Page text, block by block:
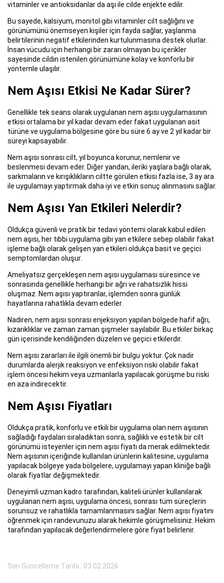
vitaminler ve antioksidanlar da aşı ile cilde enjekte edilir.
Bu sayede, kalsiyum, monitol gibi vitaminler cilt sağlığını ve
görünümünü önemseyen kişiler için fayda sağlar, yaşlanma
belirtilerinin negatif etkilerinden kurtulunmasına destek olurlar.
İnsan vücudu için herhangi bir zararı olmayan bu içerikler
sayesinde cildin istenilen görünümüne kolay ve konforlu bir
yöntemle ulaşılır.
Nem Aşısı Etkisi Ne Kadar Sürer?
Genellikle tek seans olarak uygulanan nem aşısı uygulamasının
etkisi ortalama bir yıl kadar devam eder fakat uygulanan asit
türüne ve uygulama bölgesine göre bu süre 6 ay ve 2 yıl kadar bir
süreyi kapsayabilir.
Nem aşısı sonrası cilt, yıl boyunca korunur, nemlenir ve
beslenmesi devam eder. Diğer yandan, ileriki yaşlara bağlı olarak,
sarkmaların ve kırışıklıkların ciltte görülen etkisi fazla ise, 3 ay ara
ile uygulamayı yaptırmak daha iyi ve etkin sonuç alınmasını sağlar.
Nem Aşısı Yan Etkileri Nelerdir?
Oldukça güvenli ve pratik bir tedavi yöntemi olarak kabul edilen
nem aşısı, her tıbbi uygulama gibi yan etkilere sebep olabilir fakat
işleme bağlı olarak gelişen yan etkileri oldukça basit ve geçici
semptomlardan oluşur.
Ameliyatsız gerçekleşen nem aşısı uygulaması süresince ve
sonrasında genellikle herhangi bir ağrı ve rahatsızlık hissi
oluşmaz. Nem aşısı yaptıranlar, işlemden sonra günlük
hayatlarına rahatlıkla devam ederler.
Nadiren, nem aşısı sonrası enjeksiyon yapılan bölgede hafif ağrı,
kızarıklıklar ve zaman zaman şişmeler sayılabilir. Bu etkiler birkaç
gün içerisinde kendiliğinden düzelen ve geçici etkilerdir.
Nem aşısı zararları ile ilgili önemli bir bulgu yoktur. Çok nadir
durumlarda alerjik reaksiyon ve enfeksiyon riski olabilir fakat
işlem öncesi hekim veya uzmanlarla yapılacak görüşme bu riski
en aza indirecektir.
Nem Aşısı Fiyatları
Oldukça pratik, konforlu ve etkili bir uygulama olan nem aşısının
sağladığı faydaları sıraladıktan sonra, sağlıklı ve estetik bir cilt
görünümü isteyenler için nem aşısı fiyatı da merak edilmektedir.
Nem aşısının içeriğinde kullanılan ürünlerin kalitesine, uygulama
yapılacak bölgeye yada bölgelere, uygulamayı yapan kliniğe bağlı
olarak fiyatlar değişmektedir.
Deneyimli uzman kadro tarafından, kaliteli ürünler kullanılarak
uygulanan nem aşısı, uygulama öncesi, sonrası tüm süreçlerin
sorunsuz ve rahatlıkla tamamlanmasını sağlar. Nem aşısı fiyatını
öğrenmek için randevunuzu alarak hekimle görüşmelisiniz. Hekim
tarafından yapılacak değerlendirmelere göre fiyat belirlenir.
Son Güncelleme Tarihi : 03.02.2026